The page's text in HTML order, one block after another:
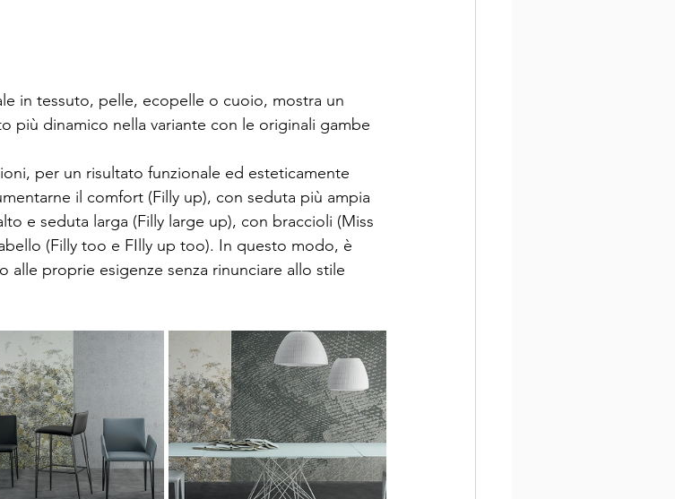
in tessuto, pelle, ecopelle o cuoio, mostra un
più dinamico nella variante con le originali gambe
per un risultato funzionale ed esteticamente
il comfort (Filly up), con seduta più ampia
e seduta larga (Filly large up), con braccioli (Miss
(Filly too e FIlly up too). In questo modo, è
proprie esigenze senza rinunciare allo stile